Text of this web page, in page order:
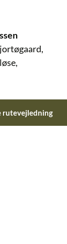
rutevejledning